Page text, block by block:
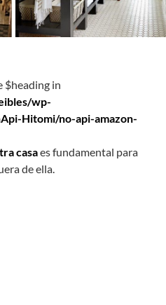
$heading in
wp-
Hitomi/no-api-amazon-
casaes fundamental para
de ella.